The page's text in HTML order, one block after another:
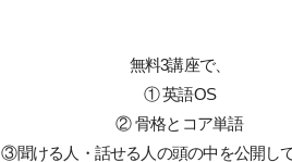
無料3講座で、
① 英語OS
② 骨格とコア単語
③聞ける人・話せる人の頭の中を公開して